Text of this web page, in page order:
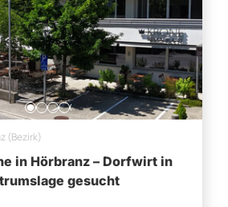
(Bezirk)
in Hörbranz – Dorfwirt in
gesucht